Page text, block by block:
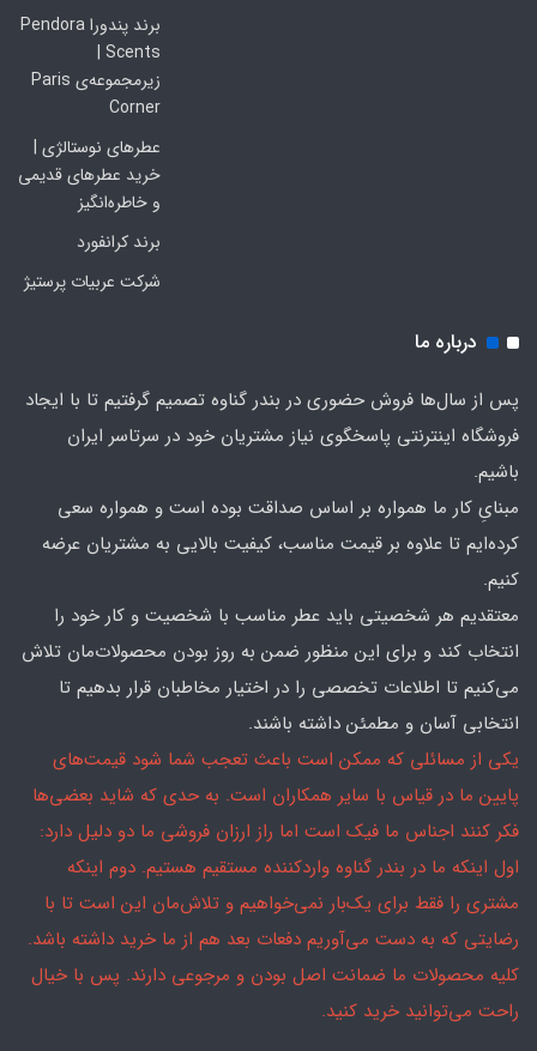
برند پندورا Pendora
Scents |
زیرمجموعه‌ی Paris
Corner
عطرهای نوستالژی |
خرید عطرهای قدیمی
و خاطره‌انگیز
برند کرانفورد
شرکت عربیات پرستیژ
درباره ما
پس از سال‌ها فروش حضوری در بندر گناوه تصمیم گرفتیم تا با ایجاد
فروشگاه اینترنتی پاسخگوی نیاز مشتریان خود در سرتاسر ایران
باشیم.
مبنایِ کار ما همواره بر اساس صداقت بوده است و همواره سعی
کرده‌ایم تا علاوه بر قیمت مناسب، کیفیت بالایی به مشتریان عرضه
کنیم.
معتقدیم هر شخصیتی باید عطر مناسب با شخصیت و کار خود را
انتخاب کند و برای این منظور ضمن به روز بودن محصولات‌مان تلاش
می‌کنیم تا اطلاعات تخصصی را در اختیار مخاطبان قرار بدهیم تا
انتخابی آسان و مطمئن داشته باشند.
یکی از مسائلی که ممکن است باعث تعجب شما شود قیمت‌های
پایین ما در قیاس با سایر همکاران است. به حدی که شاید بعضی‌ها
فکر کنند اجناس ما فیک است اما راز ارزان فروشی ما دو دلیل دارد:
اول اینکه ما در بندر گناوه واردکننده مستقیم هستیم. دوم اینکه
مشتری را فقط برای یک‌بار نمی‌خواهیم و تلاش‌مان این است تا با
رضایتی که به دست می‌آوریم دفعات بعد هم از ما خرید داشته باشد.
کلیه محصولات ما ضمانت اصل بودن و مرجوعی دارند. پس با خیال
راحت می‌توانید خرید کنید.